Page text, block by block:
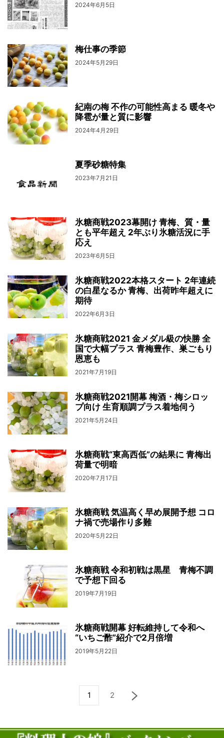
2024年6月5日
梅仕事の季節
2024年5月29日
紀南の梅 不作の可能性高まる 暖冬や
降雹が量と質に影響
2024年4月29日
夏季砂糖特集
2023年7月21日
氷糖商戦2023幕開け 青梅、質・量
とも平年超え 2年ぶり氷糖活況に手
応え
2023年6月5日
氷糖商戦2022本格スタート 2年連続
の白星なるか 青梅、出荷昨年超えに
期待
2022年6月3日
氷糖商戦2021 金メダル級の快勝 全
国で大幅プラス 青梅豊作、巣ごもり
恩恵も
2021年7月19日
氷糖商戦2021開幕 梅酒・梅シロッ
プ向け 生育順調プラス着地伺う
2021年5月24日
氷糖商戦“東高西低”の結果に 青梅出
荷量で明暗
2020年7月17日
氷糖商戦 気温高く早め展開予想 コロ
ナ禍で売場作り多難
2020年5月22日
氷糖商戦 令和初戦は黒星 青梅不調
で予想下回る
2019年7月19日
氷糖商戦開幕 好転維持して令和へ
“いちご酢”紹介で2月倍増
2019年5月22日
1 2